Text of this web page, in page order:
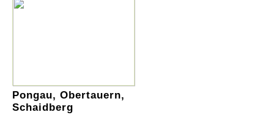
Pongau, Obertauern,
Schaidberg